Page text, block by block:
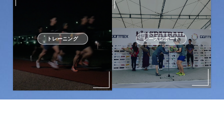
トレーニング レースレポート